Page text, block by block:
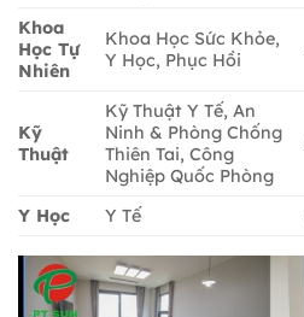
Khoa
Học Tự
Nhiên
Khoa Học Sức Khỏe,
Y Học, Phục Hồi
Kỹ
Thuật
Kỹ Thuật Y Tế, An
Ninh & Phòng Chống
Thiên Tai, Công
Nghiệp Quốc Phòng
Y Học Y Tế